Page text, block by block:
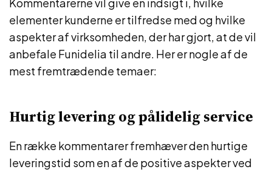
elementer kunderne er tilfredse med og hvilke
aspekter af virksomheden, der har gjort, at de vil
anbefale Funidelia til andre. Her er nogle af de
mest fremtrædende temaer:
Hurtig levering og pålidelig service
En række kommentarer fremhæver den hurtige
leveringstid som en af de positive aspekter ved